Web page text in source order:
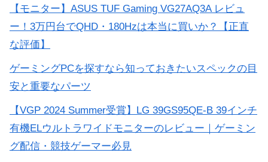
【モニター】ASUS TUF Gaming VG27AQ3A レビュ
ー！3万円台でQHD・180Hzは本当に買いか？【正直
な評価】
ゲーミングPCを探すなら知っておきたいスペックの目
安と重要なパーツ
【VGP 2024 Summer受賞】LG 39GS95QE-B 39インチ
有機ELウルトラワイドモニターのレビュー｜ゲーミン
グ配信・競技ゲーマー必見